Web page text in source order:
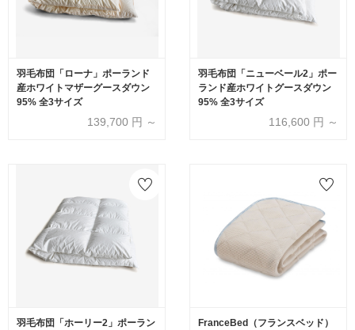
羽毛布団「ローナ」ポーランド
産ホワイトマザーグースダウン
95% 全3サイズ
139,700 円 ～
羽毛布団「ニューベール2」ポー
ランド産ホワイトグースダウン
95% 全3サイズ
116,600 円 ～
羽毛布団「ホーリー2」ポーラン
FranceBed（フランスベッド）